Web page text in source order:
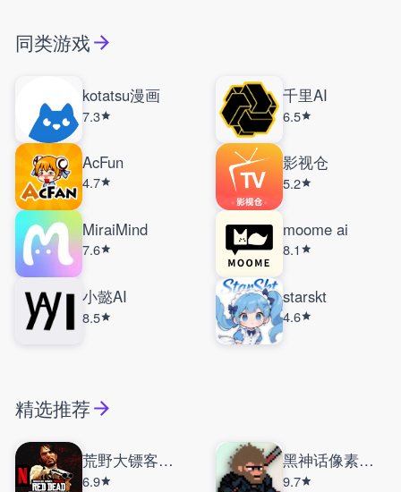
同类游戏
kotatsu漫画
7.3
千里AI
6.5
AcFun
4.7
影视仓
5.2
MiraiMind
7.6
moome ai
8.1
小懿AI
8.5
starskt
4.6
精选推荐
荒野大镖客手机版
6.9
黑神话像素版大圣残躯
9.7